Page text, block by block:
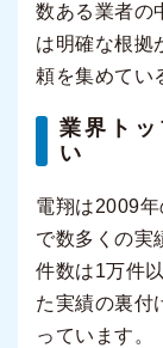
数ある業者の
は明確な根拠
頼を集めてい
業界ト
い
電翔は2009
で数多くの実
件数は1万件
た実績の裏付
っています。